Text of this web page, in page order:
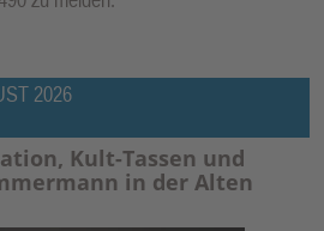
2026
Kult-Tassen und
in der Alten